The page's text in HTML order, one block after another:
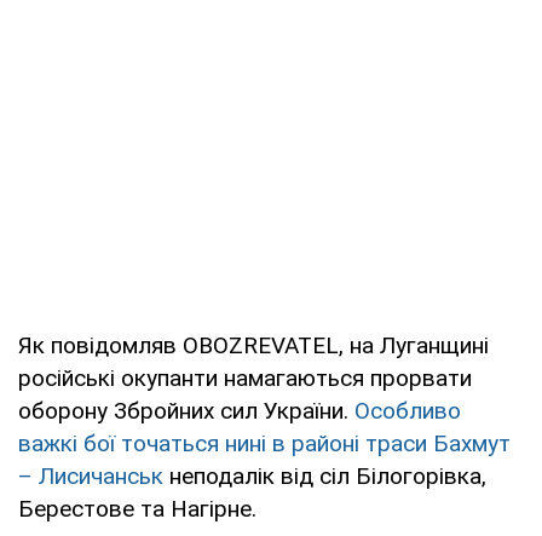
Як повідомляв OBOZREVATEL, на Луганщині
російські окупанти намагаються прорвати
оборону Збройних сил України. Особливо
важкі бої точаться нині в районі траси Бахмут
– Лисичанськ неподалік від сіл Білогорівка,
Берестове та Нагірне.